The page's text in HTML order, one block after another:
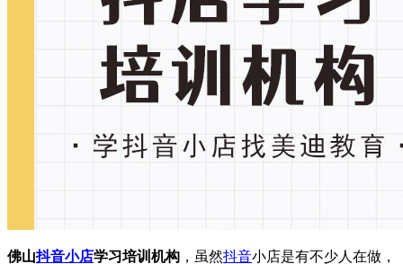
佛山抖音小店学习培训机构 ，虽然抖音小店是有不少人在做，